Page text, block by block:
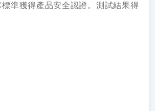
標準獲得產品安全認證。測試結果得